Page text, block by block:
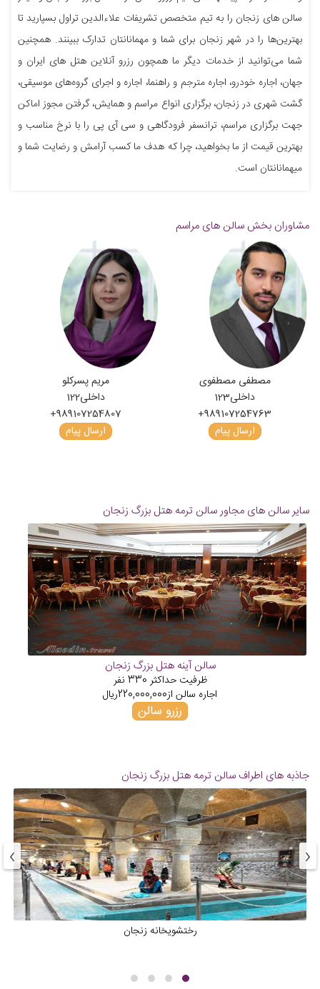
سالن های زنجان را به تیم متخصص تشریفات علاءالدین تراول بسپارید تا
بهترین‌ها را در شهر زنجان برای شما و مهمانانتان تدارک ببینند. همچنین
شما می‌توانید از خدمات دیگر ما همچون رزرو آنلاین هتل های ایران و
جهان، اجاره خودرو، اجاره مترجم و راهنما، اجاره و اجرای گروه‌های موسیقی،
گشت شهری در زنجان، برگزاری انواع مراسم و همایش، گرفتن مجوز اماکن
جهت برگزاری مراسم، ترانسفر فرودگاهی و سی آی پی را با نرخ مناسب و
بهترین قیمت از ما بخواهید، چرا که هدف ما کسب آرامش و رضایت شما و
میهمانانتان است.
مشاوران بخش سالن های مراسم
مصطفی مصطفوی
داخلی123
+989107254763
ارسال پیام
مریم پسرکلو
داخلی122
+989107254807
ارسال پیام
سایر سالن های مجاور سالن ترمه هتل بزرگ زنجان
سالن آینه هتل بزرگ زنجان
ظرفیت حداکثر 330 نفر
اجاره سالن از220,000,000ریال
رزرو سالن
جاذبه های اطراف سالن ترمه هتل بزرگ زنجان
رختشویخانه زنجان
‹
›